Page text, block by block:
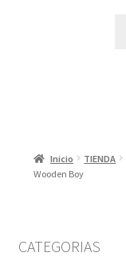
Inicio TIENDA
Wooden Boy
CATEGORIAS